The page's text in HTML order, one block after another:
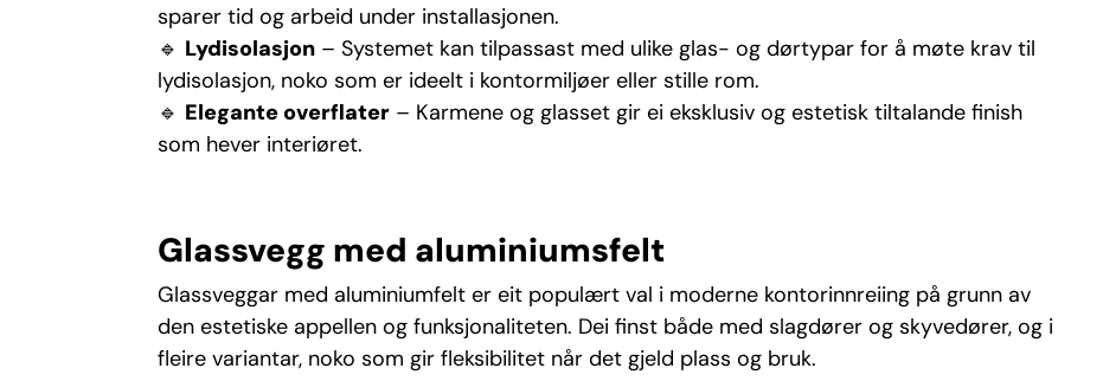
sparer tid og arbeid under installasjonen.
🔹 Lydisolasjon– Systemet kan tilpassast med ulike glas- og dørtypar for å møte krav til
lydisolasjon, noko som er ideelt i kontormiljøer eller stille rom.
🔹 Elegante overflater– Karmene og glasset gir ei eksklusiv og estetisk tiltalande finish
som hever interiøret.
Glassvegg med aluminiumsfelt
Glassveggar med aluminiumfelt er eit populært val i moderne kontorinnreiing på grunn av
den estetiske appellen og funksjonaliteten. Dei finst både med slagdører og skyvedører, og i
fleire variantar, noko som gir fleksibilitet når det gjeld plass og bruk.